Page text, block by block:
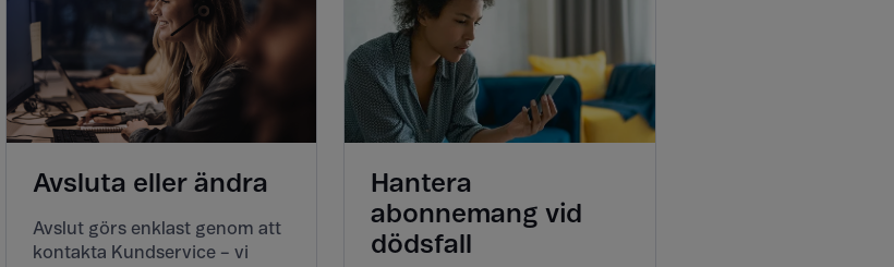
Avsluta eller ändra
Avslut görs enklast genom att
kontakta Kundservice – vi
Hantera
abonnemang vid
dödsfall